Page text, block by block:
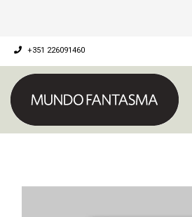
+351 226091460